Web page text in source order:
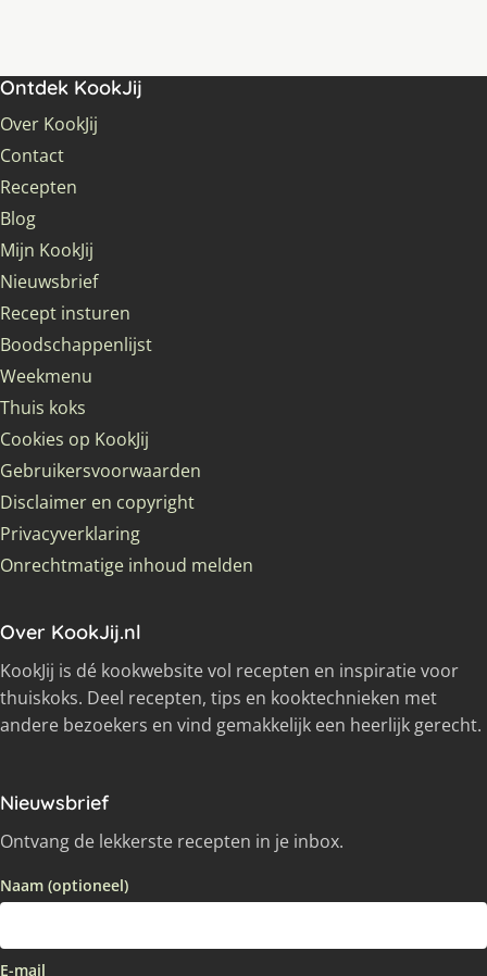
Ontdek KookJij
Over KookJij
Contact
Recepten
Blog
Mijn KookJij
Nieuwsbrief
Recept insturen
Boodschappenlijst
Weekmenu
Thuis koks
Cookies op KookJij
Gebruikersvoorwaarden
Disclaimer en copyright
Privacyverklaring
Onrechtmatige inhoud melden
Over KookJij.nl
KookJij is dé kookwebsite vol recepten en inspiratie voor
thuiskoks. Deel recepten, tips en kooktechnieken met
andere bezoekers en vind gemakkelijk een heerlijk gerecht.
Nieuwsbrief
Ontvang de lekkerste recepten in je inbox.
Naam (optioneel)
E-mail